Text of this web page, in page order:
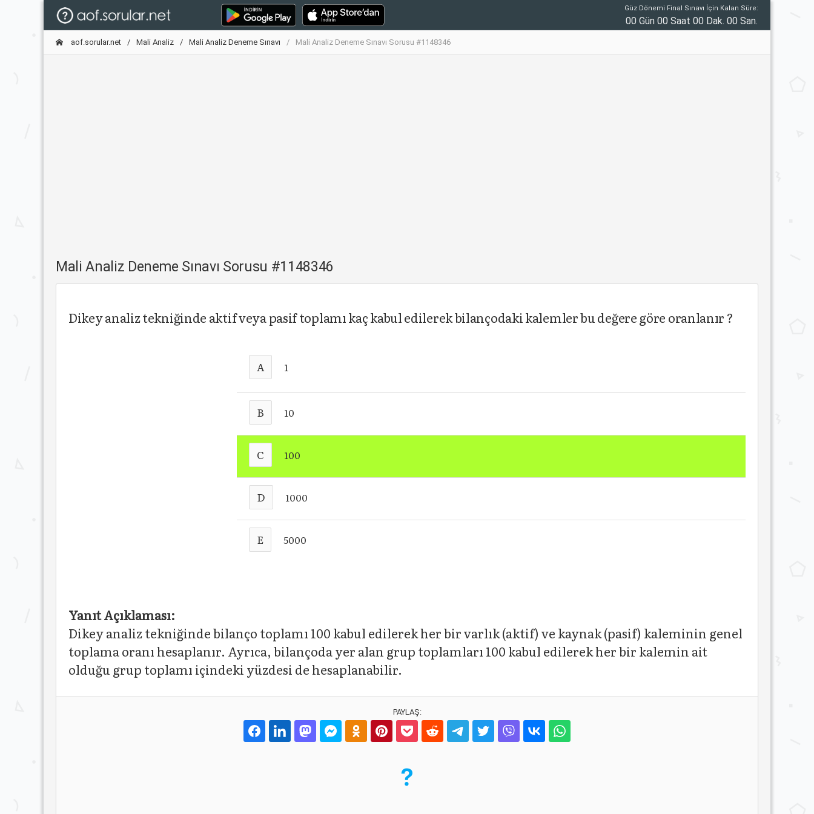
Güz Dönemi Final Sınavı İçin Kalan Süre:
00 Gün 00 Saat 00 Dak. 00 San.
aof.sorular.net Mali Analiz Mali Analiz Deneme Sınavı Mali Analiz Deneme Sınavı Sorusu #1148346
Mali Analiz Deneme Sınavı Sorusu #1148346
Dikey analiz tekniğinde aktif veya pasif toplamı kaç kabul edilerek bilançodaki kalemler bu değere göre oranlanır ?
A 1
B 10
C 100
D 1000
E 5000
Yanıt Açıklaması:
Dikey analiz tekniğinde bilanço toplamı 100 kabul edilerek her bir varlık (aktif) ve kaynak (pasif) kaleminin genel
toplama oranı hesaplanır. Ayrıca, bilançoda yer alan grup toplamları 100 kabul edilerek her bir kalemin ait
olduğu grup toplamı içindeki yüzdesi de hesaplanabilir.
PAYLAŞ: